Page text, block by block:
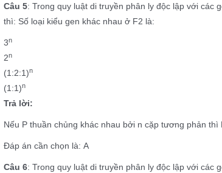
Câu 5: Trong quy luật di truyền phân ly độc lập với các
thì: Số loại kiểu gen khác nhau ở F2 là:
3n
2n
(1:2:1)n
(1:1)n
Trả lời:
Nếu P thuần chủng khác nhau bởi n cặp tương phản
Đáp án cần chọn là: A
Câu 6: Trong quy luật di truyền phân ly độc lập với các